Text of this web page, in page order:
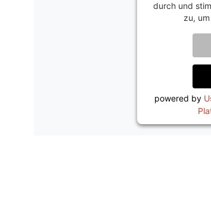
durch und
zu,
powered by